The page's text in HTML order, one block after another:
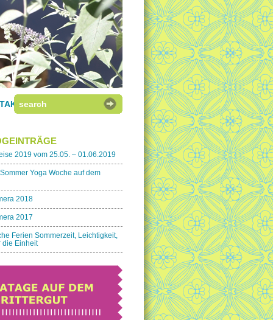
»
2019 vom 25.05. – 01.06.2019
Yoga Woche auf dem
2018
2017
Ferien Sommerzeit, Leichtigkeit,
die Einheit